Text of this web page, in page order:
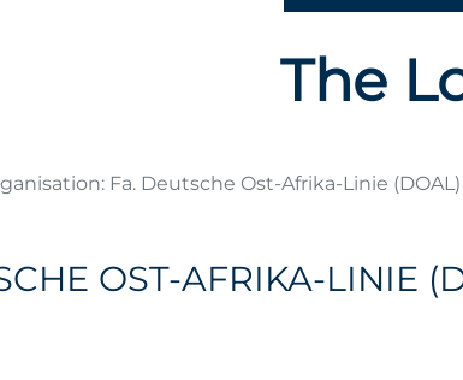
The
Fa. Deutsche Ost-Afrika-Linie (DOAL)
OST-AFRIKA-LINIE